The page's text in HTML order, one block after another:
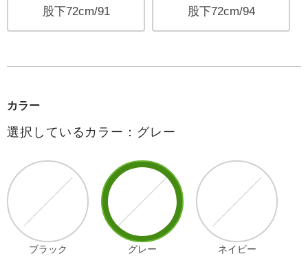
股下72cm/91 股下72cm/94
カラー
選択しているカラー：グレー
ブラック グレー ネイビー